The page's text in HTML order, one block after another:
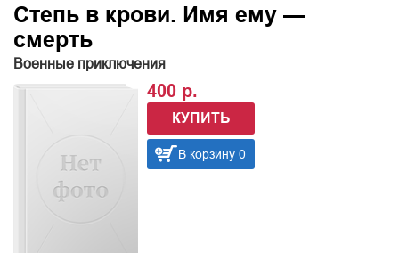
Степь в крови. Имя ему —
смерть
Военные приключения
400 р.
КУПИТЬ
В корзину 0